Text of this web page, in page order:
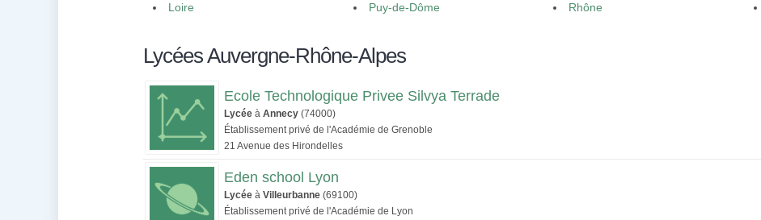
Loire
Puy-de-Dôme Rhône
Lycées Auvergne-Rhône-Alpes
Ecole Technologique Privee Silvya Terrade
Lycée à Annecy (74000)
Établissement privé de l'Académie de Grenoble
21 Avenue des Hirondelles
Eden school Lyon
Lycée à Villeurbanne (69100)
Établissement privé de l'Académie de Lyon